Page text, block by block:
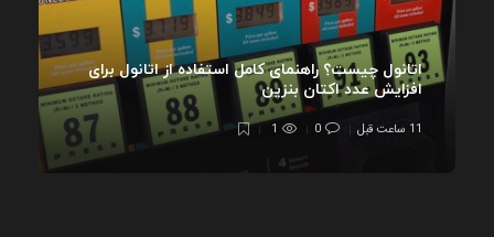
اتانول چیست؟ راهنمای کامل استفاده از اتانول برای
افزایش عدد اکتان بنزین
11 ساعت قبل 0
1